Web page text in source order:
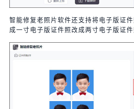
智能修复老照片软件还支持将电子版证
成一寸电子版证件照改成两寸电子版证